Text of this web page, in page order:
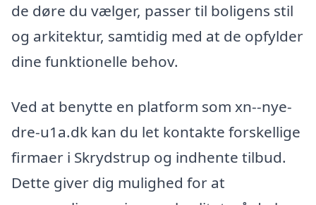
de døre du vælger, passer til boligens stil
og arkitektur, samtidig med at de opfylder
dine funktionelle behov.
Ved at benytte en platform som xn--nye-
dre-u1a.dk kan du let kontakte forskellige
firmaer i Skrydstrup og indhente tilbud.
Dette giver dig mulighed for at